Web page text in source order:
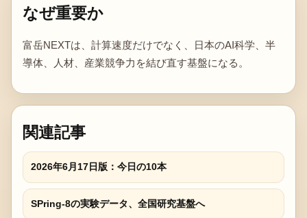
なぜ重要か
富岳NEXTは、計算速度だけでなく、日本のAI科学、半
導体、人材、産業競争力を結び直す基盤になる。
関連記事
2026年6月17日版：今日の10本
SPring-8の実験データ、全国研究基盤へ